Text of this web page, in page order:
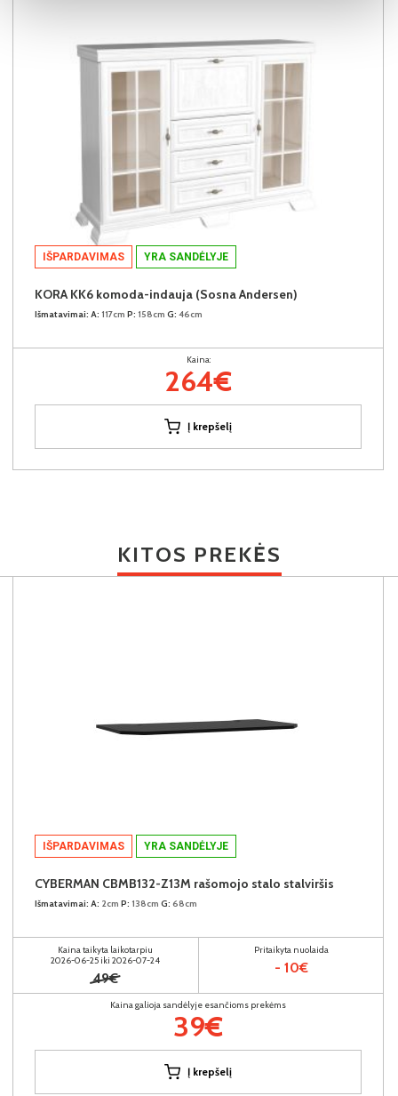
IŠPARDAVIMAS YRA SANDĖLYJE
KORA KK6 komoda-indauja (Sosna Andersen)
Išmatavimai: A: 117cm P: 158cm G: 46cm
Kaina:
264€
Į krepšelį
KITOS PREKĖS
IŠPARDAVIMAS YRA SANDĖLYJE
CYBERMAN CBMB132-Z13M rašomojo stalo stalviršis
Išmatavimai: A: 2cm P: 138cm G: 68cm
Kaina taikyta laikotarpiu
2026-06-25 iki 2026-07-24
49€
Pritaikyta nuolaida
- 10€
Kaina galioja sandėlyje esančioms prekėms
39€
Į krepšelį